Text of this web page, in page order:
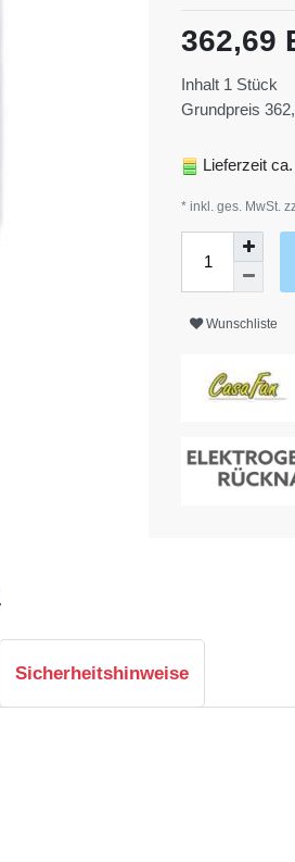
362,69
Inhalt 1 Stück
Grundpreis
Lieferzeit
* inkl. ges. MwSt.
Wunschliste
Sicherheitshinweise